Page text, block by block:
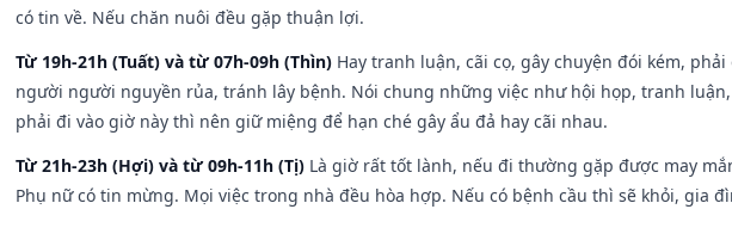
có tin về. Nếu chăn nuôi đều gặp thuận lợi.
Từ 19h-21h (Tuất) và từ 07h-09h (Thìn) Hay tranh luận, cãi cọ, gây chuyện đói kém,
người người nguyền rủa, tránh lây bệnh. Nói chung những việc như hội họp, tranh
phải đi vào giờ này thì nên giữ miệng để hạn ché gây ẩu đả hay cãi nhau.
Từ 21h-23h (Hợi) và từ 09h-11h (Tị) Là giờ rất tốt lành, nếu đi thường gặp được may
Phụ nữ có tin mừng. Mọi việc trong nhà đều hòa hợp. Nếu có bệnh cầu thì sẽ khỏi, gia